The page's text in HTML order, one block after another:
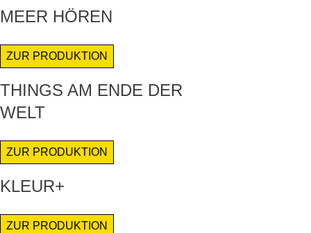
MEER HÖREN
ZUR PRODUKTION
THINGS AM ENDE DER
WELT
ZUR PRODUKTION
KLEUR+
ZUR PRODUKTION